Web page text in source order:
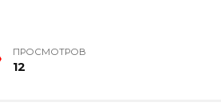
ПРОСМОТРОВ
12